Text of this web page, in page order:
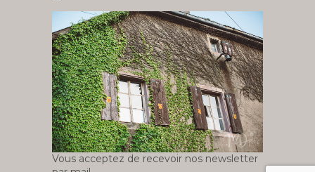
Vous acceptez de recevoir nos newsletter